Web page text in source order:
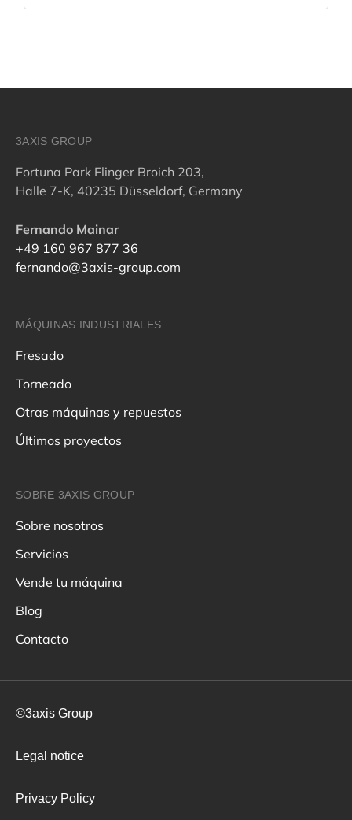
3AXIS GROUP
Fortuna Park Flinger Broich 203,
Halle 7-K, 40235 Düsseldorf, Germany
Fernando Mainar
+49 160 967 877 36
fernando@3axis-group.com
MÁQUINAS INDUSTRIALES
Fresado
Torneado
Otras máquinas y repuestos
Últimos proyectos
SOBRE 3AXIS GROUP
Sobre nosotros
Servicios
Vende tu máquina
Blog
Contacto
©3axis Group
Legal notice
Privacy Policy